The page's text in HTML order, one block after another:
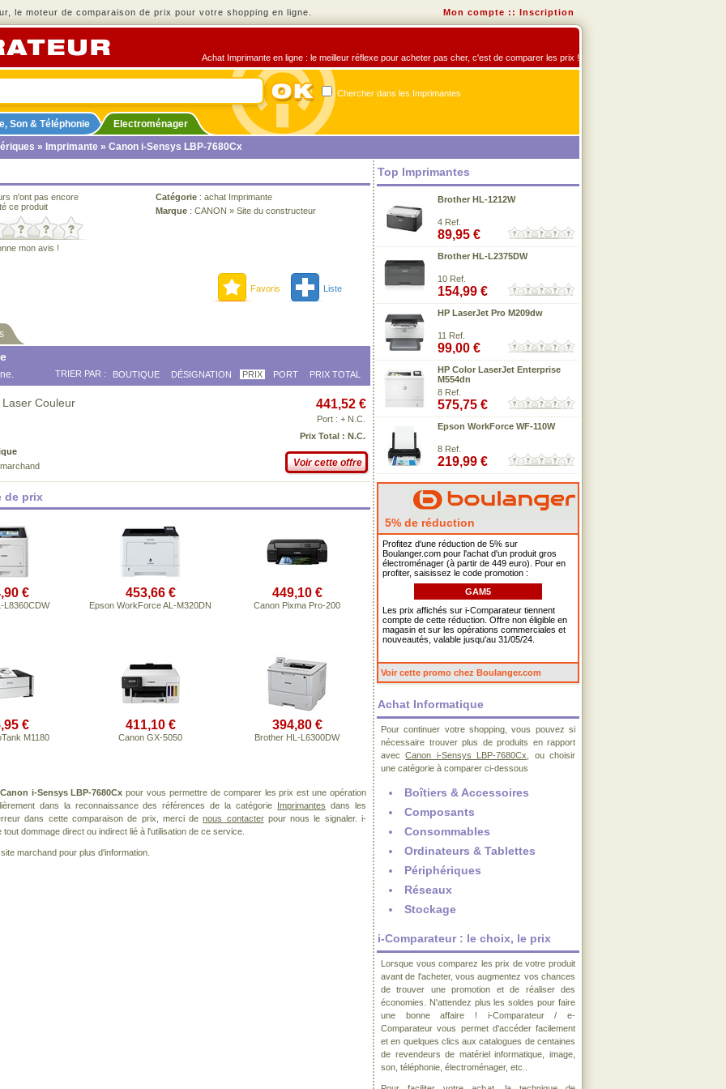
le moteur de comparaison de prix pour votre shopping en ligne. Mon compte :: Inscription
Achat Imprimante en ligne : le meilleur réflexe pour acheter pas cher, c'est de comparer les prix !
Chercher dans les Imprimantes
Son & Téléphonie
Electroménager
» Imprimante » Canon i-Sensys LBP-7680Cx
n'ont pas encore
ce produit
mon avis !
Catégorie : achat Imprimante
Marque : CANON » Site du constructeur
Favoris Liste
TRIER PAR : BOUTIQUE DÉSIGNATION PRIX PORT PRIX TOTAL
Couleur 441,52 €
Port : + N.C.
Prix Total : N.C.
Voir cette offre
de prix
€
L8360CDW
453,66 €
Epson WorkForce AL-M320DN
449,10 €
Canon Pixma Pro-200
€
M1180
411,10 €
Canon GX-5050
394,80 €
Brother HL-L6300DW
Canon i-Sensys LBP-7680Cx pour vous permettre de comparer les prix est une opération
dans la reconnaissance des références de la catégorie Imprimantes dans les
dans cette comparaison de prix, merci denous contacterpour nous le signaler. i-
dommage direct ou indirect lié à l'utilisation de ce service.
marchand pour plus d'information.
Top Imprimantes
Brother HL-1212W
4 Ref.
89,95 €
Brother HL-L2375DW
10 Ref.
154,99 €
HP LaserJet Pro M209dw
11 Ref.
99,00 €
HP Color LaserJet Enterprise
M554dn
8 Ref.
575,75 €
Epson WorkForce WF-110W
8 Ref.
219,99 €
5% de réduction
Profitez d'une réduction de 5% sur
Boulanger.com pour l'achat d'un produit gros
électroménager (à partir de 449 euro). Pour en
profiter, saisissez le code promotion :
GAM5
Les prix affichés sur i-Comparateur tiennent
compte de cette réduction. Offre non éligible en
magasin et sur les opérations commerciales et
nouveautés, valable jusqu'au 31/05/24.
Voir cette promo chez Boulanger.com
Achat Informatique
Pour continuer votre shopping, vous pouvez si
nécessaire trouver plus de produits en rapport
avecCanon i-Sensys LBP-7680Cx
, ou choisir
une catégorie à comparer ci-dessous
Boîtiers & Accessoires
Composants
Consommables
Ordinateurs & Tablettes
Périphériques
Réseaux
Stockage
i-Comparateur : le choix, le prix
Lorsque vous comparez les prix de votre produit
avant de l'acheter, vous augmentez vos chances
de trouver une promotion et de réaliser des
économies. N'attendez plus les soldes pour faire
une bonne affaire ! i-Comparateur / e-
Comparateur vous permet d'accéder facilement
et en quelques clics aux catalogues de centaines
de revendeurs de matériel informatique, image,
son, téléphonie, électroménager, etc..